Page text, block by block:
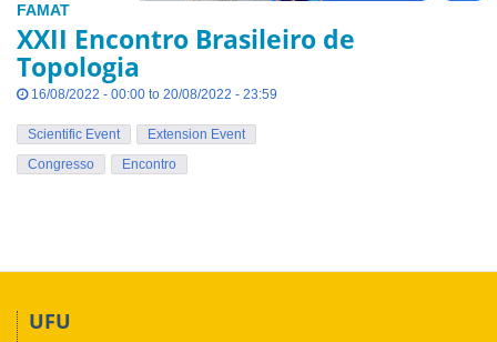
FAMAT
XXII Encontro Brasileiro de
Topologia
16/08/2022 - 00:00 to 20/08/2022 - 23:59
Scientific Event
Extension Event
Congresso
Encontro
UFU